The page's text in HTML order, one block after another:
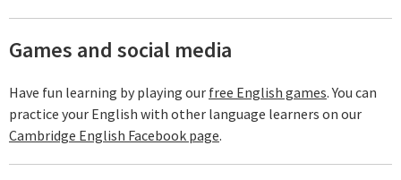
Games and social media
Have fun learning by playing our free English games. You can
practice your English with other language learners on our
Cambridge English Facebook page.